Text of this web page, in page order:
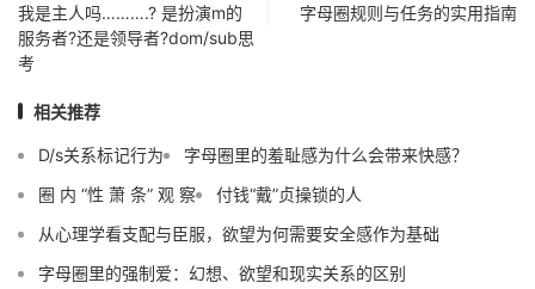
我是主人吗……….? 是扮演m的
服务者?还是领导者?dom/sub思
考
字母圈规则与任务的实用指南
相关推荐
D/s关系标记行为
字母圈里的羞耻感为什么会带来快感？
圈 内 “性 萧 条” 观 察
付钱“戴”贞操锁的人
从心理学看支配与臣服，欲望为何需要安全感作为基础
字母圈里的强制爱：幻想、欲望和现实关系的区别